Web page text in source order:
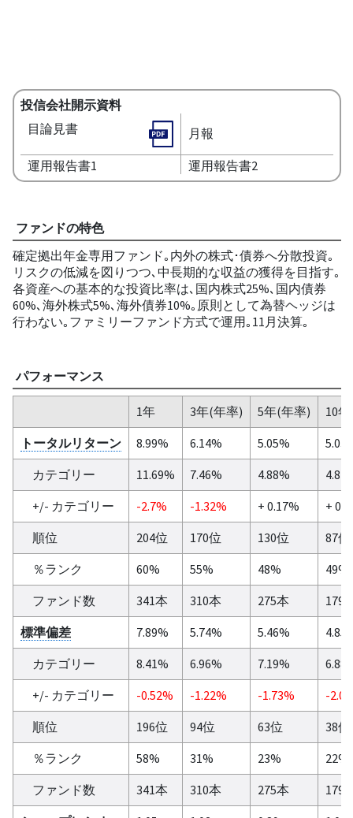
投信会社開示資料
目論見書
月報
運用報告書1 運用報告書2
ファンドの特色
確定拠出年金専用ファンド｡内外の株式･債券へ分散投資｡
リスクの低減を図りつつ､中長期的な収益の獲得を目指す｡
各資産への基本的な投資比率は､国内株式25%､国内債券
60%､海外株式5%､海外債券10%｡原則として為替ヘッジは
行わない｡ファミリーファンド方式で運用｡11月決算｡
パフォーマンス
1年 3年(年率) 5年(年率)
10
トータルリターン
8.99% 6.14% 5.05%
カテゴリー
11.69% 7.46% 4.88%
+/- カテゴリー
-2.7% -1.32% + 0.17%
+
順位
204位 170位 130位
87位
％ランク
60% 55% 48%
49%
ファンド数
341本 310本 275本
179
標準偏差
7.89% 5.74% 5.46%
カテゴリー
8.41% 6.96% 7.19%
+/- カテゴリー
-0.52% -1.22% -1.73%
-
順位
196位 94位 63位
38位
％ランク
58% 31% 23%
22%
ファンド数
341本 310本 275本
179